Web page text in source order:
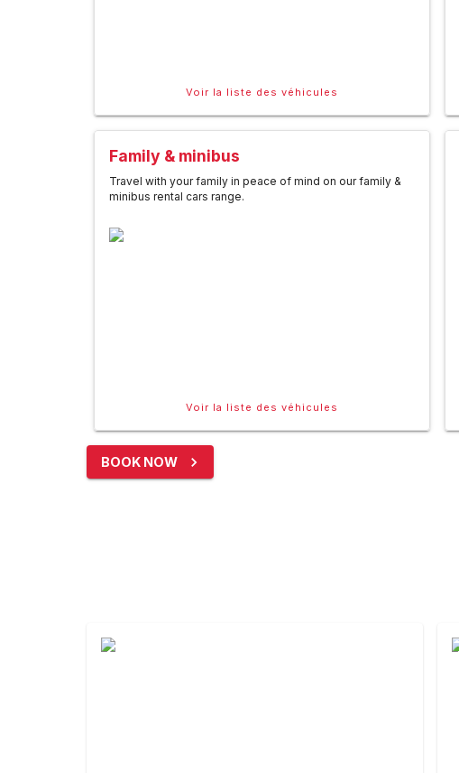
Voir la liste des véhicules
Family & minibus
Travel with your family in peace of mind on our family &
minibus rental cars range.
Voir la liste des véhicules
BOOK NOW